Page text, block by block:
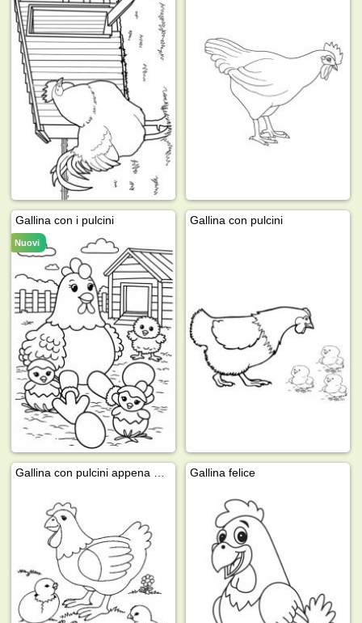
Gallina con i pulcini
Nuovi
Gallina con pulcini
Gallina felice